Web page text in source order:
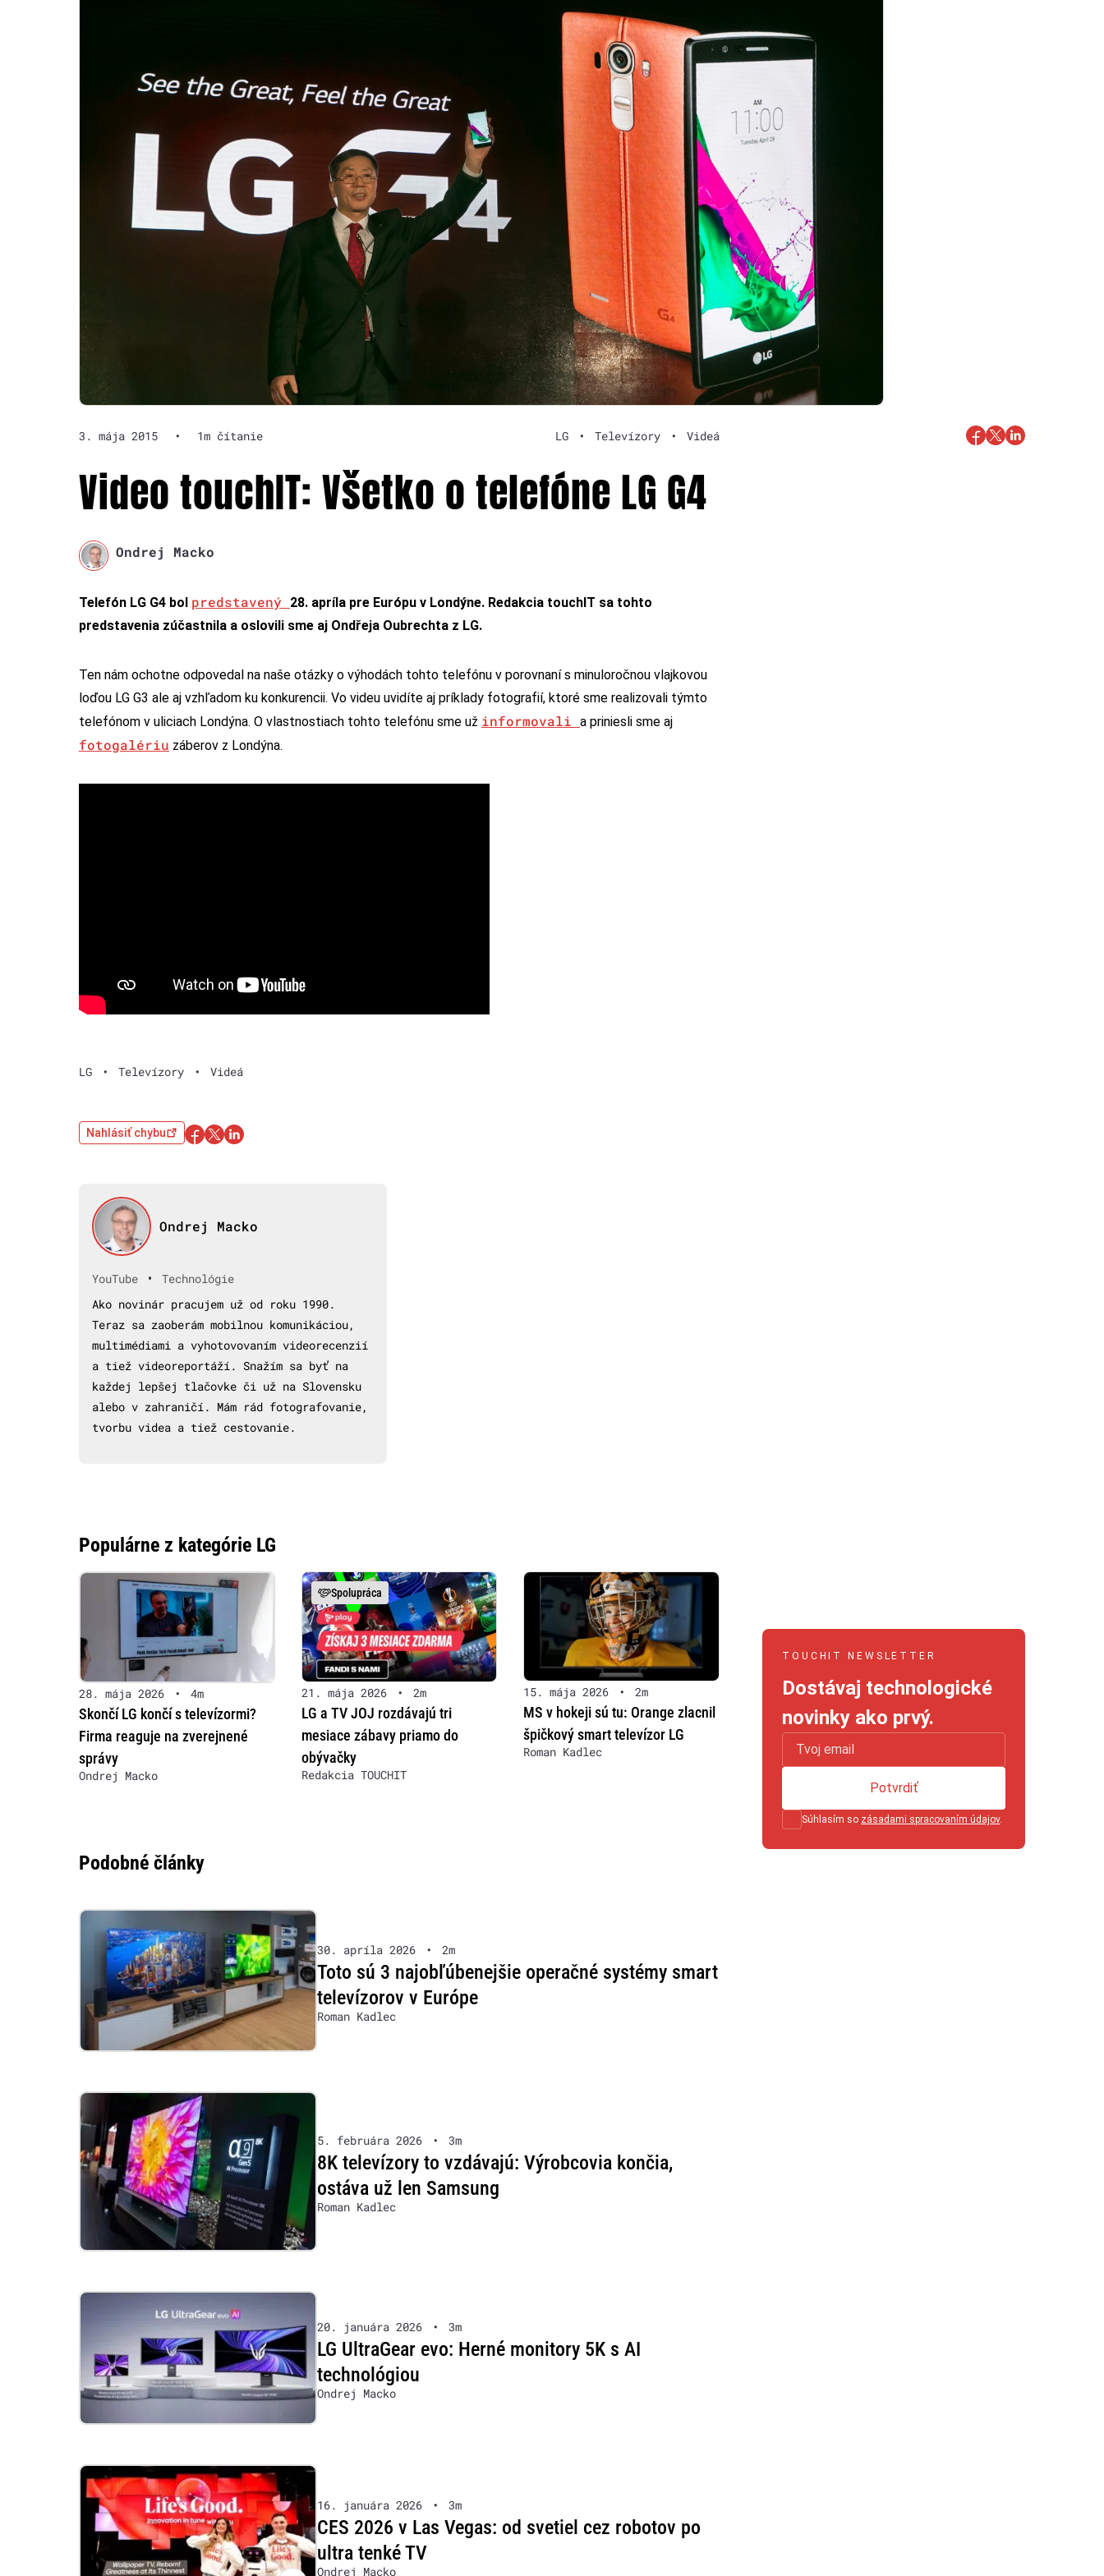
3. mája 2015 • 1m čítanie LG • Televízory • Videá
Video touchIT: Všetko o telefóne LG G4
Ondrej Macko
Telefón LG G4 bol predstavený 28. apríla pre Európu v Londýne. Redakcia touchIT sa tohto
predstavenia zúčastnila a oslovili sme aj Ondřeja Oubrechta z LG.
Ten nám ochotne odpovedal na naše otázky o výhodách tohto telefónu v porovnaní s minuloročnou vlajkovou
loďou LG G3 ale aj vzhľadom ku konkurencii. Vo videu uvidíte aj príklady fotografií, ktoré sme realizovali týmto
telefónom v uliciach Londýna. O vlastnostiach tohto telefónu sme už informovali a priniesli sme aj
fotogalériu záberov z Londýna.
LG • Televízory • Videá
Nahlásiť chybu
Ondrej Macko
YouTube •
Technológie
Ako novinár pracujem už od roku 1990.
Teraz sa zaoberám mobilnou komunikáciou,
multimédiami a vyhotovovaním videorecenzií
a tiež videoreportáží. Snažím sa byť na
každej lepšej tlačovke či už na Slovensku
alebo v zahraničí. Mám rád fotografovanie,
tvorbu videa a tiež cestovanie.
Populárne z kategórie LG
28. mája 2026 • 4m
Skončí LG končí s televízormi?
Firma reaguje na zverejnené
správy
Ondrej Macko
Spolupráca
21. mája 2026 • 2m
LG a TV JOJ rozdávajú tri
mesiace zábavy priamo do
obývačky
Redakcia TOUCHIT
15. mája 2026 • 2m
MS v hokeji sú tu: Orange zlacnil
špičkový smart televízor LG
Roman Kadlec
Podobné články
30. apríla 2026 • 2m
Toto sú 3 najobľúbenejšie operačné systémy smart
televízorov v Európe
Roman Kadlec
5. februára 2026 • 3m
8K televízory to vzdávajú: Výrobcovia končia,
ostáva už len Samsung
Roman Kadlec
20. januára 2026 • 3m
LG UltraGear evo: Herné monitory 5K s AI
technológiou
Ondrej Macko
16. januára 2026 • 3m
CES 2026 v Las Vegas: od svetiel cez robotov po
ultra tenké TV
Ondrej Macko
TOUCHIT NEWSLETTER
Dostávaj technologické
novinky ako prvý.
Súhlasím so zásadami spracovaním údajov.
Potvrdiť